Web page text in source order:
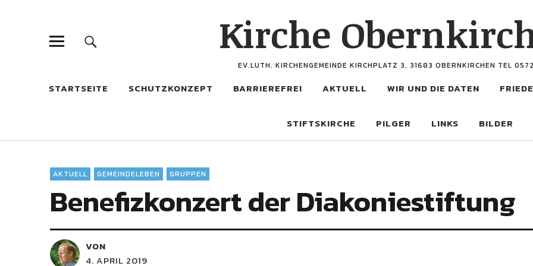
Kirche
EV.LUTH. KIRCHENGEMEINDE KIRCHPLATZ 3, 31683 OBERNKIRCHEN TEL
STARTSEITE SCHUTZKONZEPT BARRIEREFREI AKTUELL WIR UND DIE DATEN
STIFTSKIRCHE PILGER LINKS BILDER
AKTUELL GEMEINDELEBEN GRUPPEN
Benefizkonzert der Diakoniestiftung
VON
4. APRIL 2019